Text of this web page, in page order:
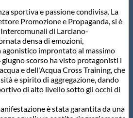
sportiva e passione condivisa. La
Promozione e Propaganda, si è
di Larciano-
densa di emozioni,
agonistico improntato al massimo
giugno scorso ha visto protagonisti i
e dell'Acqua Cross Training, che
e spirito di aggregazione, dando
di alto livello sotto gli occhi di
è stata garantita da una